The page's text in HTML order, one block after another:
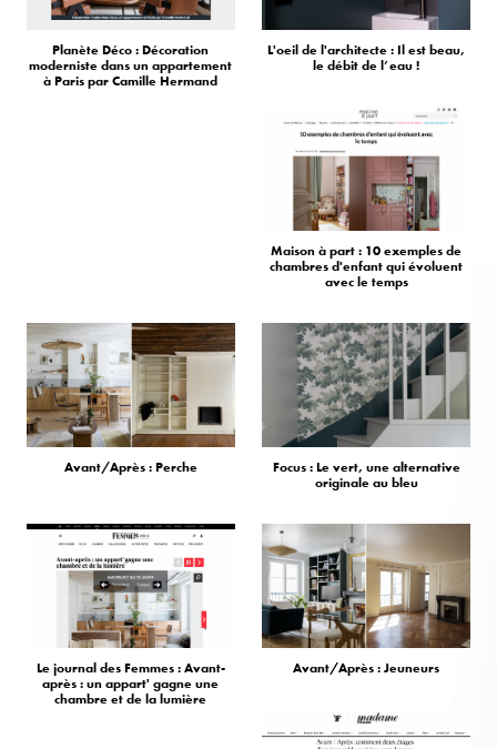
Planète Déco : Décoration
moderniste dans un appartement
à Paris par Camille Hermand
L'oeil de l'architecte : Il est beau,
le débit de l’eau !
Maison à part : 10 exemples de
chambres d'enfant qui évoluent
avec le temps
Avant/Après : Perche
Focus : Le vert, une alternative
originale au bleu
Le journal des Femmes : Avant-
après : un appart' gagne une
chambre et de la lumière
Avant/Après : Jeuneurs